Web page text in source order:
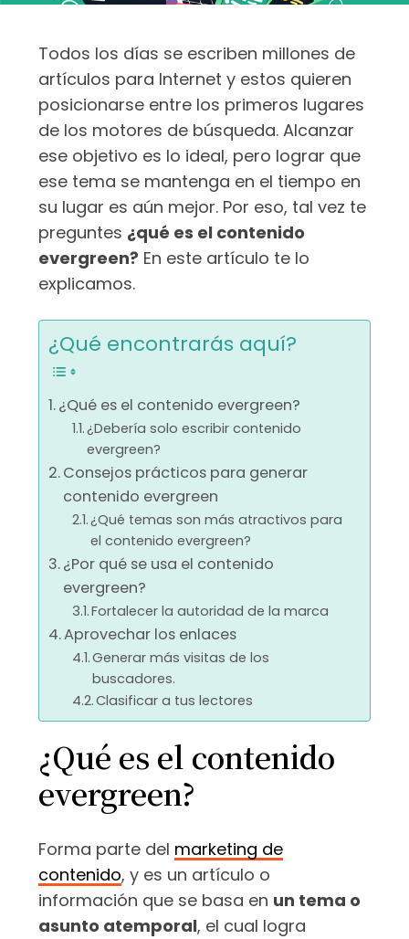
Todos los días se escriben millones de
artículos para Internet y estos quieren
posicionarse entre los primeros lugares
de los motores de búsqueda. Alcanzar
ese objetivo es lo ideal, pero lograr que
ese tema se mantenga en el tiempo en
su lugar es aún mejor. Por eso, tal vez te
preguntes ¿qué es el contenido
evergreen? En este artículo te lo
explicamos.
¿Qué encontrarás aquí?
¿Qué es el contenido evergreen?
¿Debería solo escribir contenido
evergreen?
Consejos prácticos para generar
contenido evergreen
¿Qué temas son más atractivos para
el contenido evergreen?
¿Por qué se usa el contenido
evergreen?
Fortalecer la autoridad de la marca
Aprovechar los enlaces
Generar más visitas de los
buscadores.
Clasificar a tus lectores
¿Qué es el contenido
evergreen?
Forma parte del marketing de
contenido, y es un artículo o
información que se basa en un tema o
asunto atemporal, el cual logra